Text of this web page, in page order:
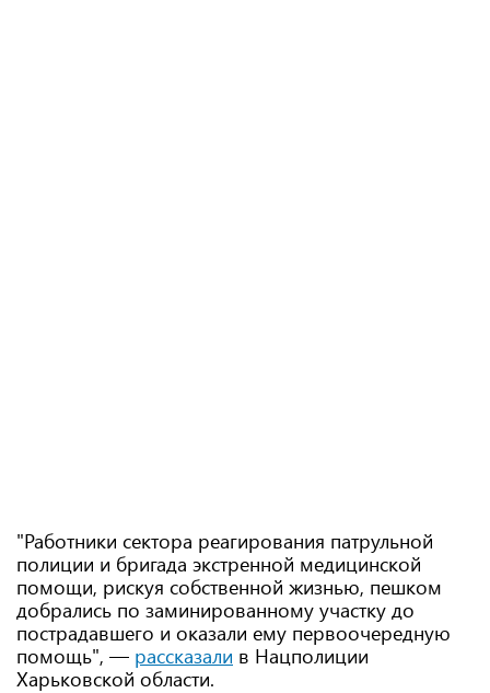
"Работники сектора реагирования патрульной
полиции и бригада экстренной медицинской
помощи, рискуя собственной жизнью, пешком
добрались по заминированному участку до
пострадавшего и оказали ему первоочередную
помощь", — рассказали в Нацполиции
Харьковской области.